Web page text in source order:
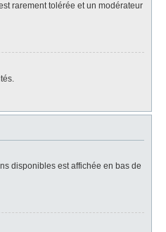
rarement tolérée et un modérateur
disponibles est affichée en bas de